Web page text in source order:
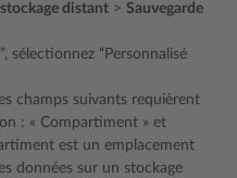
distant > Sauvegarde
sélectionnez “Personnalisé
champs suivants requièrent
: « Compartiment » et
est un emplacement
données sur un stockage